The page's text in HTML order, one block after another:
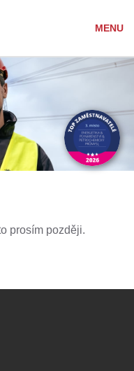
MENU
prosím později.